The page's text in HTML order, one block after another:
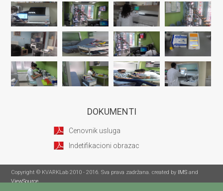
DOKUMENTI
Cenovnik usluga
Indetifikacioni obrazac
Copyright © KVARKLab 2010 - 2016. Sva prava zadržana. created by IMS and
ViewSource